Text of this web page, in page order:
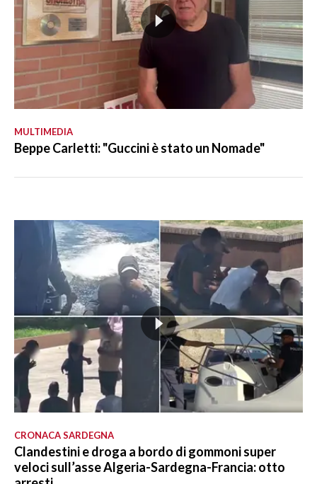
MULTIMEDIA
Beppe Carletti: "Guccini è stato un Nomade"
CRONACA SARDEGNA
Clandestini e droga a bordo di gommoni super
veloci sull’asse Algeria-Sardegna-Francia: otto